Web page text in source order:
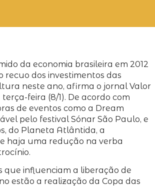
da economia brasileira em 2012
recuo dos investimentos das
neste ano, afirma o jornal Valor
feira (8/1). De acordo com
de eventos como a Dream
pelo festival Sónar São Paulo, e
do Planeta Atlântida, a
haja uma redução na verba
que influenciam a liberação de
estão a realização da Copa das